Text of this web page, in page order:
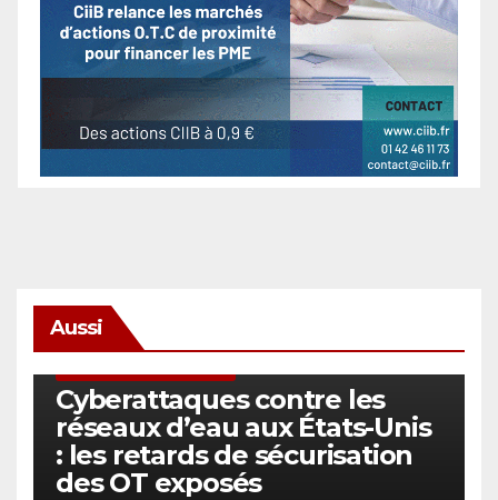
Aussi
Cyberattaques contre les
réseaux d’eau aux États-Unis
: les retards de sécurisation
des OT exposés